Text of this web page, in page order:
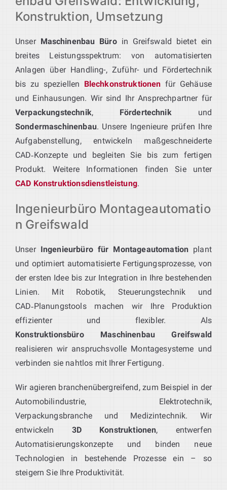
Konstruktion, Umsetzung
Unser Maschinenbau Büroin Greifswald bietet ein
breites Leistungsspektrum: von automatisierten
Anlagen über Handling-, Zuführ- und Fördertechnik
bis zu speziellen Blechkonstruktionen für Gehäuse
und Einhausungen. Wir sind Ihr Ansprechpartner für
Verpackungstechnik, Fördertechnikund
Sondermaschinenbau. Unsere Ingenieure prüfen Ihre
Aufgabenstellung, entwickeln maßgeschneiderte
CAD‑Konzepte und begleiten Sie bis zum fertigen
Produkt. Weitere Informationen finden Sie unter
CAD Konstruktionsdienstleistung.
Ingenieurbüro Montageautomatio
n Greifswald
Unser Ingenieurbüro für Montageautomation plant
und optimiert automatisierte Fertigungsprozesse, von
der ersten Idee bis zur Integration in Ihre bestehenden
Linien. Mit Robotik, Steuerungstechnik und
CAD‑Planungstools machen wir Ihre Produktion
effizienter und flexibler. Als
Konstruktionsbüro Maschinenbau Greifswald
realisieren wir anspruchsvolle Montagesysteme und
verbinden sie nahtlos mit Ihrer Fertigung.
Wir agieren branchenübergreifend, zum Beispiel in der
Automobilindustrie, Elektrotechnik,
Verpackungsbranche und Medizintechnik. Wir
entwickeln 3D Konstruktionen, entwerfen
Automatisierungskonzepte und binden neue
Technologien in bestehende Prozesse ein – so
steigern Sie Ihre Produktivität.